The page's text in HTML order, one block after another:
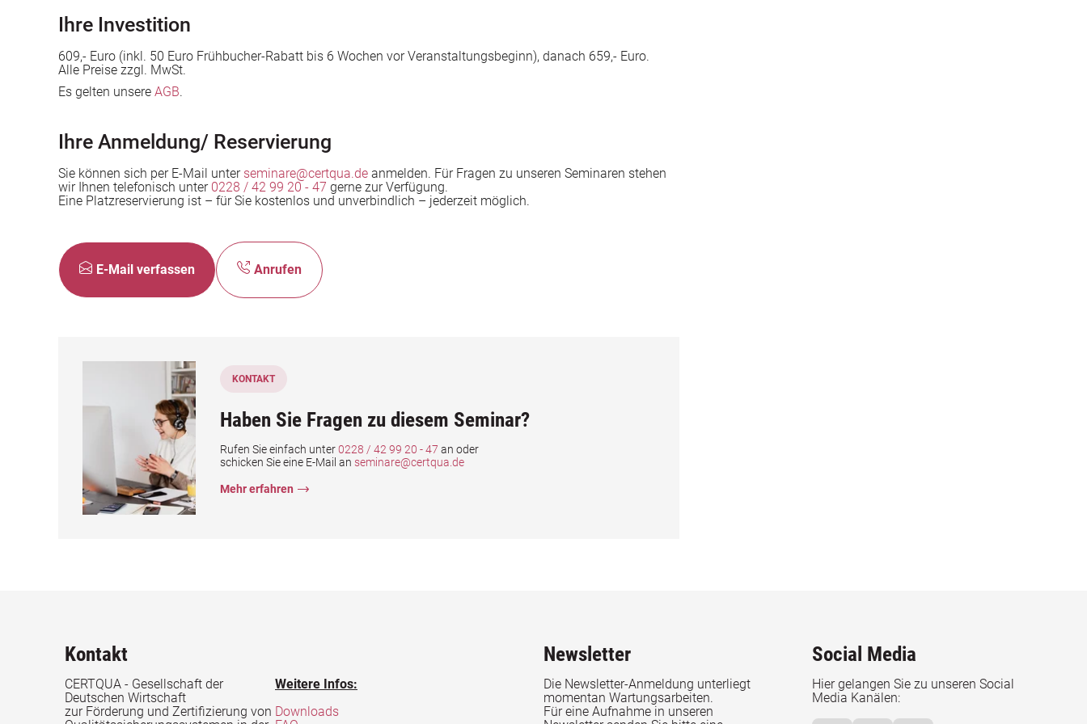
Ihre Investition
609,- Euro (inkl. 50 Euro Frühbucher-Rabatt bis 6 Wochen vor Veranstaltungsbeginn), danach 659,- Euro.
Alle Preise zzgl. MwSt.
Es gelten unsere AGB.
Ihre Anmeldung/ Reservierung
Sie können sich per E-Mail unter seminare@certqua.de anmelden. Für Fragen zu unseren Seminaren stehen
wir Ihnen telefonisch unter 0228 / 42 99 20 - 47 gerne zur Verfügung.
Eine Platzreservierung ist – für Sie kostenlos und unverbindlich – jederzeit möglich.
E-Mail verfassen Anrufen
KONTAKT
Haben Sie Fragen zu diesem Seminar?
Rufen Sie einfach unter0228 / 42 99 20 - 47 an oder
schicken Sie eine E-Mail an seminare@certqua.de
Mehr erfahren
Kontakt
CERTQUA - Gesellschaft der
Deutschen Wirtschaft
zur Förderung und Zertifizierung von
Weitere Infos:
Downloads
Newsletter
Die Newsletter-Anmeldung unterliegt
momentan Wartungsarbeiten.
Für eine Aufnahme in unseren
Social Media
Hier gelangen Sie zu unseren Social
Media Kanälen: